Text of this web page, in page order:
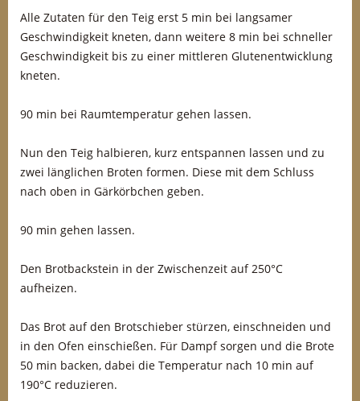
Alle Zutaten für den Teig erst 5 min bei langsamer
Geschwindigkeit kneten, dann weitere 8 min bei schneller
Geschwindigkeit bis zu einer mittleren Glutenentwicklung
kneten.
90 min bei Raumtemperatur gehen lassen.
Nun den Teig halbieren, kurz entspannen lassen und zu
zwei länglichen Broten formen. Diese mit dem Schluss
nach oben in Gärkörbchen geben.
90 min gehen lassen.
Den Brotbackstein in der Zwischenzeit auf 250°C
aufheizen.
Das Brot auf den Brotschieber stürzen, einschneiden und
in den Ofen einschießen. Für Dampf sorgen und die Brote
50 min backen, dabei die Temperatur nach 10 min auf
190°C reduzieren.